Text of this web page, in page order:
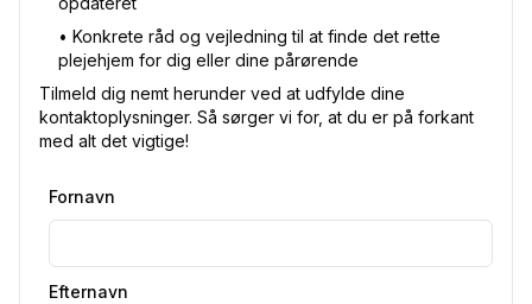
•⁠ Konkrete råd og vejledning til at finde det rette
plejehjem for dig eller dine pårørende
Tilmeld dig nemt herunder ved at udfylde dine
kontaktoplysninger. Så sørger vi for, at du er på forkant
med alt det vigtige!
Fornavn
Efternavn